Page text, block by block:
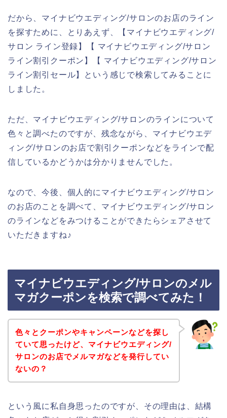
だから、マイナビウエディング/サロンのお店のライン
を探すために、とりあえず、【マイナビウエディング/
サロン ライン登録】【 マイナビウエディング/サロン
ライン割引クーポン】【 マイナビウエディング/サロン
ライン割引セール】という感じで検索してみることに
しました。
ただ、マイナビウエディング/サロンのラインについて
色々と調べたのですが、残念ながら、マイナビウエデ
ィング/サロンのお店で割引クーポンなどをラインで配
信しているかどうかは分かりませんでした。
なので、今後、個人的にマイナビウエディング/サロン
のお店のことを調べて、マイナビウエディング/サロン
のラインなどをみつけることができたらシェアさせて
いただきますね♪
マイナビウエディング/サロンのメル
マガクーポンを検索で調べてみた！
色々とクーポンやキャンペーンなどを探し
ていて思ったけど、マイナビウエディング/
サロンのお店でメルマガなどを発行してい
ないの？
という風に私自身思ったのですが、その理由は、結構